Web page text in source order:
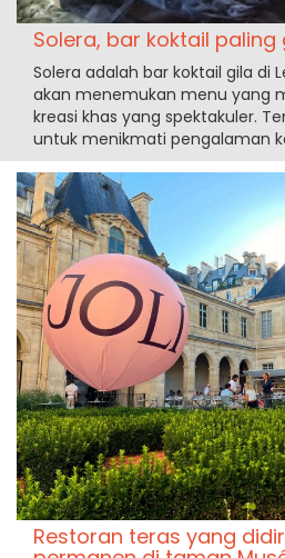
Solera, bar koktail paling
Solera adalah bar koktail gila di
akan menemukan menu yang
kreasi khas yang spektakuler.
untuk menikmati pengalaman
Restoran teras yang